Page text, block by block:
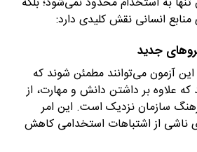
منابع انسانی نقش کلیدی دارد:
این آزمون می‌توانند مطمئن شوند که
که علاوه بر داشتن دانش و مهارت، از
سازمان نزدیک است. این امر
ناشی از اشتباهات استخدامی کاهش